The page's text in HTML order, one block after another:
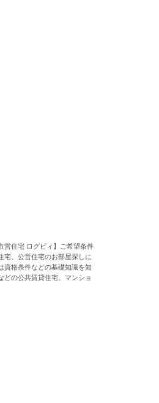
営住宅 ログピィ】ご希望条件
宅、公営住宅のお部屋探しに
資格条件などの基礎知識を知
どの公共賃貸住宅、マンショ